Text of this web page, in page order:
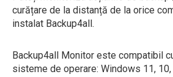
curățare de la distanță de la orice
instalat Backup4all.
Backup4all Monitor este compatibil
sisteme de operare: Windows 11,